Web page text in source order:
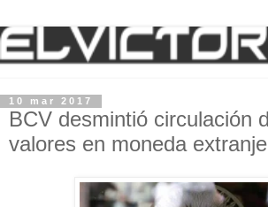
10 mar 2017
BCV desmintió circulación
valores en moneda